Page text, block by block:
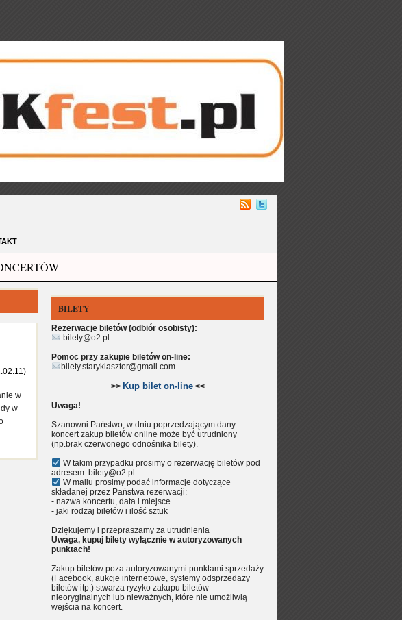
BILETY
Rezerwacje biletów (odbiór osobisty):
bilety@o2.pl
Pomoc przy zakupie biletów on-line:
bilety.staryklasztor@gmail.com
>> Kup bilet on-line<<
Uwaga!
Szanowni Państwo, w dniu poprzedzającym dany
koncert zakup biletów online może być utrudniony
(np.brak czerwonego odnośnika bilety).
W takim przypadku prosimy o rezerwację biletów pod
adresem: bilety@o2.pl
W mailu prosimy podać informacje dotyczące
składanej przez Państwa rezerwacji:
- nazwa koncertu, data i miejsce
- jaki rodzaj biletów i ilość sztuk
Dziękujemy i przepraszamy za utrudnienia
Uwaga, kupuj bilety wyłącznie w autoryzowanych
punktach!
Zakup biletów poza autoryzowanymi punktami sprzedaży
(Facebook, aukcje internetowe, systemy odsprzedaży
biletów itp.) stwarza ryzyko zakupu biletów
nieoryginalnych lub nieważnych, które nie umożliwią
wejścia na koncert.
w
w